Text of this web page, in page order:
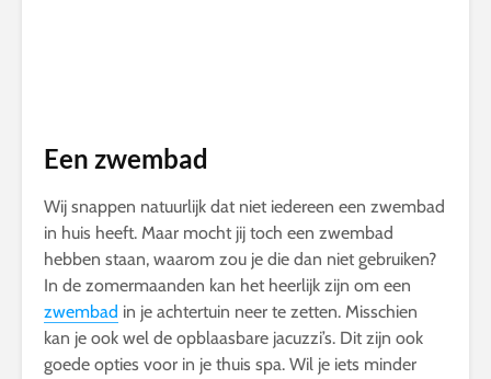
Een zwembad
Wij snappen natuurlijk dat niet iedereen een zwembad
in huis heeft. Maar mocht jij toch een zwembad
hebben staan, waarom zou je die dan niet gebruiken?
In de zomermaanden kan het heerlijk zijn om een
zwembad in je achtertuin neer te zetten. Misschien
kan je ook wel de opblaasbare jacuzzi’s. Dit zijn ook
goede opties voor in je thuis spa. Wil je iets minder